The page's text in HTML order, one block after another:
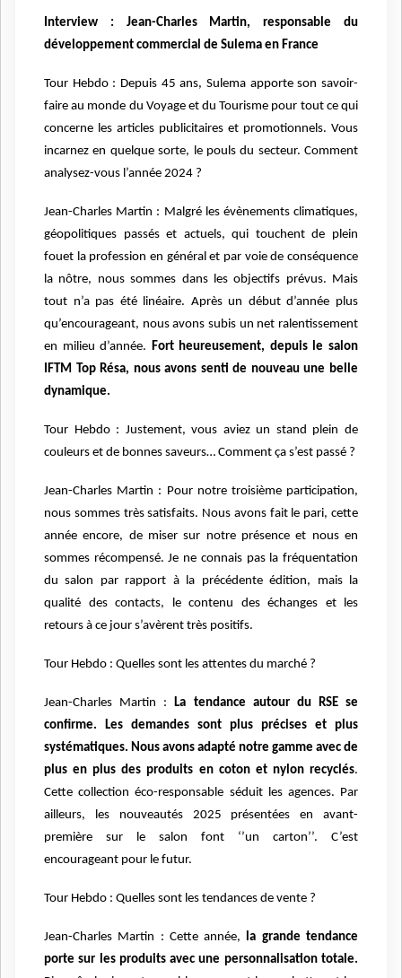
Interview : Jean-Charles Martin, responsable du
développement commercial de Sulema en France
Tour Hebdo : Depuis 45 ans, Sulema apporte son savoir-
faire au monde du Voyage et du Tourisme pour tout ce qui
concerne les articles publicitaires et promotionnels. Vous
incarnez en quelque sorte, le pouls du secteur. Comment
analysez-vous l’année 2024 ?
Jean-Charles Martin : Malgré les évènements climatiques,
géopolitiques passés et actuels, qui touchent de plein
fouet la profession en général et par voie de conséquence
la nôtre, nous sommes dans les objectifs prévus. Mais
tout n’a pas été linéaire. Après un début d’année plus
qu’encourageant, nous avons subis un net ralentissement
en milieu d’année. Fort heureusement, depuis le salon
IFTM Top Résa, nous avons senti de nouveau une belle
dynamique.
Tour Hebdo : Justement, vous aviez un stand plein de
couleurs et de bonnes saveurs… Comment ça s’est passé ?
Jean-Charles Martin : Pour notre troisième participation,
nous sommes très satisfaits. Nous avons fait le pari, cette
année encore, de miser sur notre présence et nous en
sommes récompensé. Je ne connais pas la fréquentation
du salon par rapport à la précédente édition, mais la
qualité des contacts, le contenu des échanges et les
retours à ce jour s’avèrent très positifs.
Tour Hebdo : Quelles sont les attentes du marché ?
Jean-Charles Martin :
La tendance autour du RSE se
confirme. Les demandes sont plus précises et plus
systématiques. Nous avons adapté notre gamme avec de
plus en plus des produits en coton et nylon recyclés.
Cette collection éco-responsable séduit les agences. Par
ailleurs, les nouveautés 2025 présentées en avant-
première sur le salon font ‘’un carton’’. C’est
encourageant pour le futur.
Tour Hebdo : Quelles sont les tendances de vente ?
Jean-Charles Martin : Cette année,
la grande tendance
porte sur les produits avec une personnalisation totale.